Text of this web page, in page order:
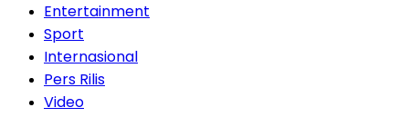
Entertainment
Sport
Internasional
Pers Rilis
Video